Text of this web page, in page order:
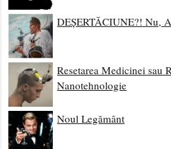
DEȘERTĂCIUNE?! Nu,
Resetarea Medicinei sau
Nanotehnologie
Noul Legământ